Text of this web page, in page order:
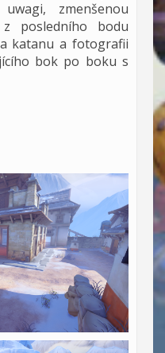
zmenšenou
posledního bodu
katanu a fotografii
bok po boku s